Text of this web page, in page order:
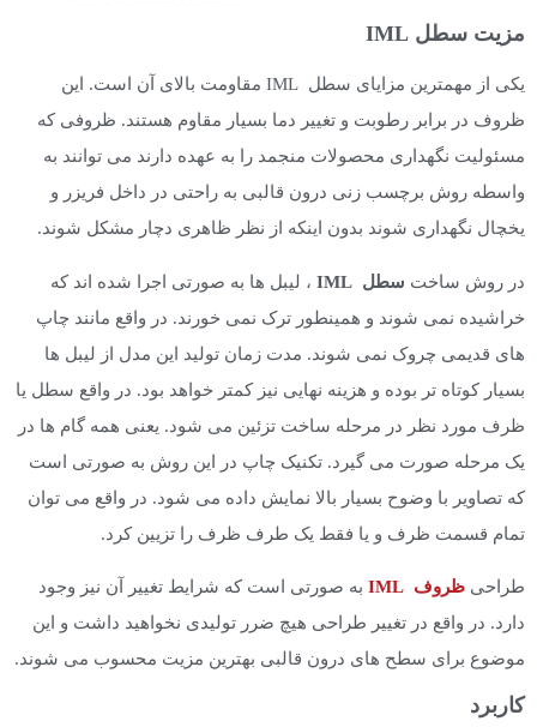
مزیت سطل IML
یکی از مهمترین مزایای سطل IML مقاومت بالای آن است. این
ظروف در برابر رطوبت و تغییر دما بسیار مقاوم هستند. ظروفی که
مسئولیت نگهداری محصولات منجمد را به عهده دارند می توانند به
واسطه روش برچسب زنی درون قالبی به راحتی در داخل فریزر و
یخچال نگهداری شوند بدون اینکه از نظر ظاهری دچار مشکل شوند.
در روش ساخت سطل IML ، لیبل ها به صورتی اجرا شده اند که
خراشیده نمی شوند و همینطور ترک نمی خورند. در واقع مانند چاپ
های قدیمی چروک نمی شوند. مدت زمان تولید این مدل از لیبل ها
بسیار کوتاه تر بوده و هزینه نهایی نیز کمتر خواهد بود. در واقع سطل یا
ظرف مورد نظر در مرحله ساخت تزئین می شود. یعنی همه گام ها در
یک مرحله صورت می گیرد. تکنیک چاپ در این روش به صورتی است
که تصاویر با وضوح بسیار بالا نمایش داده می شود. در واقع می توان
تمام قسمت ظرف و یا فقط یک طرف ظرف را تزیین کرد.
طراحی ظروف IML
به صورتی است که شرایط تغییر آن نیز وجود
دارد. در واقع در تغییر طراحی هیچ ضرر تولیدی نخواهید داشت و این
موضوع برای سطح های درون قالبی بهترین مزیت محسوب می شوند.
کاربرد